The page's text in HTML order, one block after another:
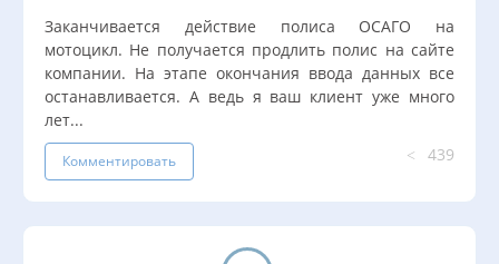
Заканчивается действие полиса ОСАГО на
мотоцикл. Не получается продлить полис на сайте
компании. На этапе окончания ввода данных все
останавливается. А ведь я ваш клиент уже много
лет...
Комментировать 439